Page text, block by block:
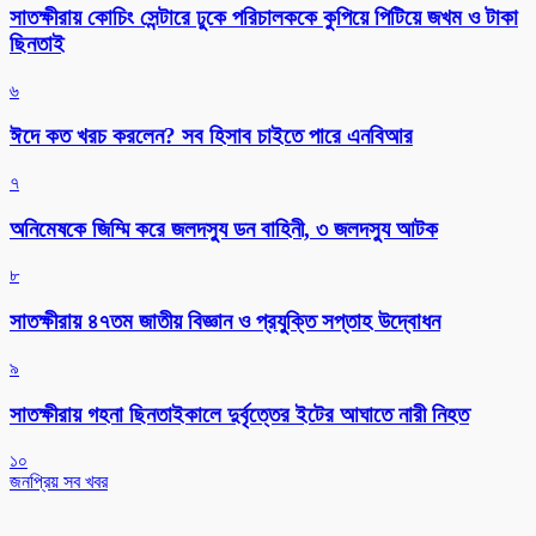
সাতক্ষীরায় কোচিং সেন্টারে ঢুকে পরিচালককে কুপিয়ে পিটিয়ে জখম ও টাকা
ছিনতাই
৬
ঈদে কত খরচ করলেন? সব হিসাব চাইতে পারে এনবিআর
৭
অনিমেষকে জিম্মি করে জলদস্যু ডন বাহিনী, ৩ জলদস্যু আটক
৮
সাতক্ষীরায় ৪৭তম জাতীয় বিজ্ঞান ও প্রযুক্তি সপ্তাহ উদ্বোধন
৯
সাতক্ষীরায় গহনা ছিনতাইকালে দুর্বৃত্তের ইটের আঘাতে নারী নিহত
১০
জনপ্রিয় সব খবর